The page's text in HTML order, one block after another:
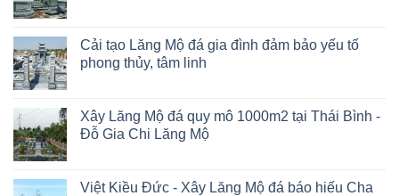
Cải tạo Lăng Mộ đá gia đình đảm bảo yếu tố
phong thủy, tâm linh
Xây Lăng Mộ đá quy mô 1000m2 tại Thái Bình -
Đỗ Gia Chi Lăng Mộ
Việt Kiều Đức - Xây Lăng Mộ đá báo hiếu Cha